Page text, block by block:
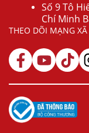
Số 9 Tô
Chí Minh
THEO DÕI MẠNG